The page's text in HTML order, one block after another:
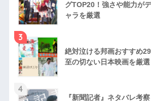
グTOP20！強さや能力が
ャラを厳選
3
絶対泣ける邦画おすすめ
至の切ない日本映画を厳
4
『新聞記者』ネタバレ考